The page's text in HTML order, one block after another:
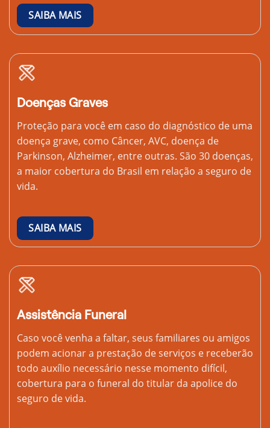
SAIBA MAIS
Doenças Graves
Proteção para você em caso do diagnóstico de uma
doença grave, como Câncer, AVC, doença de
Parkinson, Alzheimer, entre outras. São 30 doenças,
a maior cobertura do Brasil em relação a seguro de
vida.
SAIBA MAIS
Assistência Funeral
Caso você venha a faltar, seus familiares ou amigos
podem acionar a prestação de serviços e receberão
todo auxílio necessário nesse momento difícil,
cobertura para o funeral do titular da apolice do
seguro de vida.